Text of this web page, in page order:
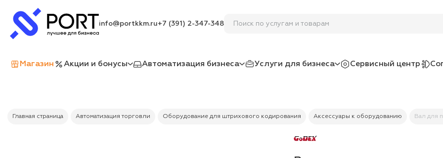
info@portkkm.ru+7 (391) 2-347-348 Поиск по услугам и товарам
Магазин Акции и бонусы Автоматизация бизнеса Услуги для бизнеса Сервисный центр
Главная страница Автоматизация торговли Оборудование для штрихового кодирования Аксессуары к оборудованию Вал для